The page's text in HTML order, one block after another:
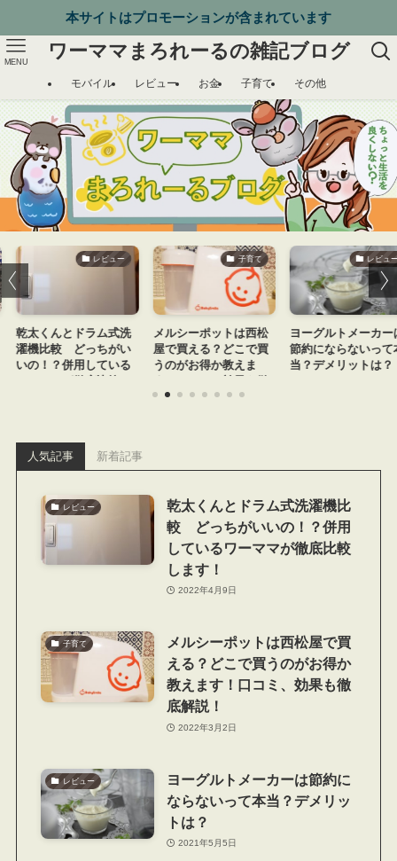
本サイトはプロモーションが含まれています
ワーママまろれーるの雑記ブログ
MENU
モバイル レビュー お金 子育て その他
レビュー
乾太くんとドラム式洗
濯機比較 どっちがい
いの！？併用している
子育て
メルシーポットは西松
屋で買える？どこで買
うのがお得か教えま
底解説！
レビュー
ヨーグルトメーカーは
節約にならないって本
当？デメリットは？
人気記事 新着記事
レビュー
乾太くんとドラム式洗濯機比
較 どっちがいいの！？併用
しているワーママが徹底比較
します！
2022年4月9日
子育て
メルシーポットは西松屋で買
える？どこで買うのがお得か
教えます！口コミ、効果も徹
底解説！
2022年3月2日
レビュー
ヨーグルトメーカーは節約に
ならないって本当？デメリッ
トは？
2021年5月5日